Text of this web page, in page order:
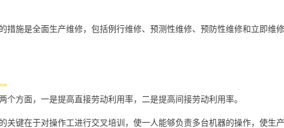
措施是全面生产维修，包括例行维修、预测性维修、预防性维修和立即维
个方面，一是提高直接劳动利用率，二是提高间接劳动利用率。
关键在于对操作工进行交叉培训，使一人能够负责多台机器的操作，使生